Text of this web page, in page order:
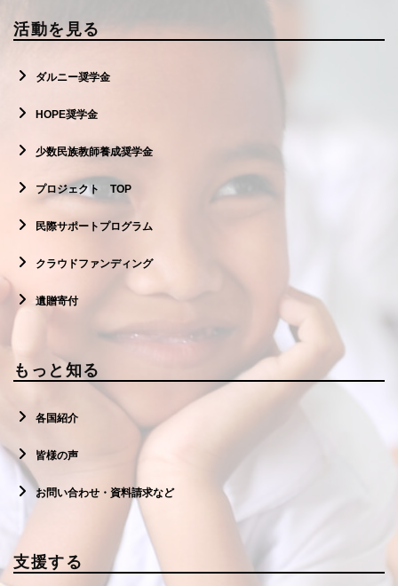
活動を見る
ダルニー奨学金
HOPE奨学金
少数民族教師養成奨学金
プロジェクト TOP
民際サポートプログラム
クラウドファンディング
遺贈寄付
もっと知る
各国紹介
皆様の声
お問い合わせ・資料請求など
支援する